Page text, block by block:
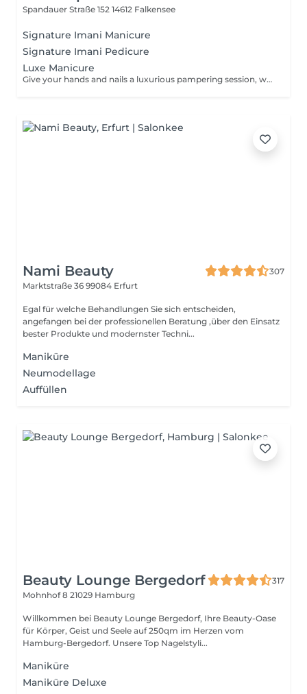
Spandauer Straße 152 14612 Falkensee
Signature Imani Manicure
Signature Imani Pedicure
Luxe Manicure
Give your hands and nails a luxurious pampering session, which includes trimming, shaping, cuticle care, cleansing, exfoliation, intense moisturisation, and application of nail polish.
Nami Beauty
307
Marktstraße 36 99084 Erfurt
Egal für welche Behandlungen Sie sich entscheiden,
angefangen bei der professionellen Beratung ,über den Einsatz
bester Produkte und modernster Techni...
Maniküre
Neumodellage
Auffüllen
Beauty Lounge Bergedorf
317
Mohnhof 8 21029 Hamburg
Willkommen bei Beauty Lounge Bergedorf, Ihre Beauty-Oase
für Körper, Geist und Seele auf 250qm im Herzen vom
Hamburg-Bergedorf. Unsere Top Nagelstyli...
Maniküre
Maniküre Deluxe